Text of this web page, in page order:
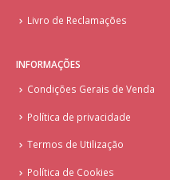
Livro de Reclamações
INFORMAÇÕES
Condições Gerais de Venda
Política de privacidade
Termos de Utilização
Política de Cookies